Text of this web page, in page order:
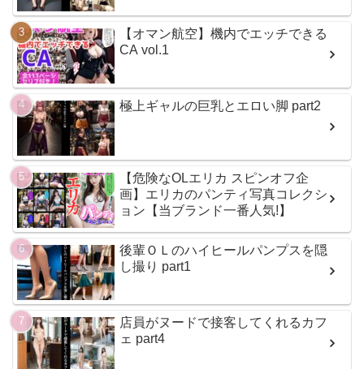
【オマン航空】機内でエッチできる
CA vol.1
極上ギャルの巨乳とエロい脚 part2
【危険なOLエリカ スピンオフ企
画】エリカのパンティ写真コレクシ
ョン【当ブランド一番人気!】
後輩ＯＬのハイヒールパンプスを隠
し撮り part1
店員がヌードで接客してくれるカフ
ェ part4